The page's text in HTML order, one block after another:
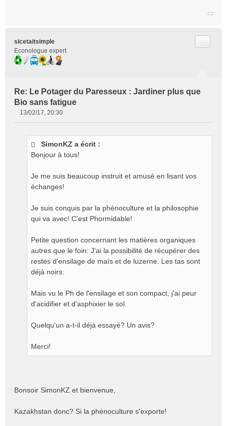
sicetaitsimple
Econologue expert
Re: Le Potager du Paresseux : Jardiner plus que
Bio sans fatigue
13/02/17, 20:30
SimonKZ a écrit :
Bonjour à tous!
Je me suis beaucoup instruit et amusé en lisant vos
échanges!
Je suis conquis par la phénoculture et la philosophie
qui va avec! C'est Phormidable!
Petite question concernant les matières organiques
autres que le foin: J'ai la possibilité de récupérer des
restes d'ensilage de maïs et de luzerne. Les tas sont
déjà noirs.
Mais vu le Ph de l'ensilage et son compact, j'ai peur
d'acidifier et d'asphixier le sol.
Quelqu'un a-t-il déjà essayé? Un avis?
Merci!
Bonsoir SimonKZ et bienvenue,
Kazakhstan donc? Si la phénoculture s'exporte!